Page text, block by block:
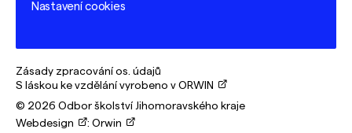
Nastavení cookies
Zásady zpracování os. údajů
S láskou ke vzdělání vyrobeno v ORWIN
© 2026 Odbor školství Jihomoravského kraje
Webdesign
: Orwin